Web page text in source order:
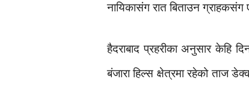
नायिकास‌ंग रात बिताउन
हैदराबाद प्रहरीका अनुसार केहि
बंजारा हिल्स क्षेत्रमा रहेको ताज